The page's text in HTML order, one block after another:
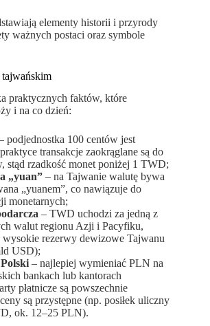
elementy historii i przyrody
ważnych postaci oraz symbole
praktycznych faktów, które
i na co dzień:
podjednostka 100 centów jest
transakcje zaokrąglane są do
stąd rzadkość monet poniżej 1 TWD;
„yuan” – na Tajwanie walutę bywa
„yuanem”, co nawiązuje do
monetarnych;
– TWD uchodzi za jedną z
walut regionu Azji i Pacyfiku,
wysokie rezerwy dewizowe Tajwanu
USD);
– najlepiej wymieniać PLN na
bankach lub kantorach
płatnicze są powszechnie
są przystępne (np. posiłek uliczny
ok. 12–25 PLN).